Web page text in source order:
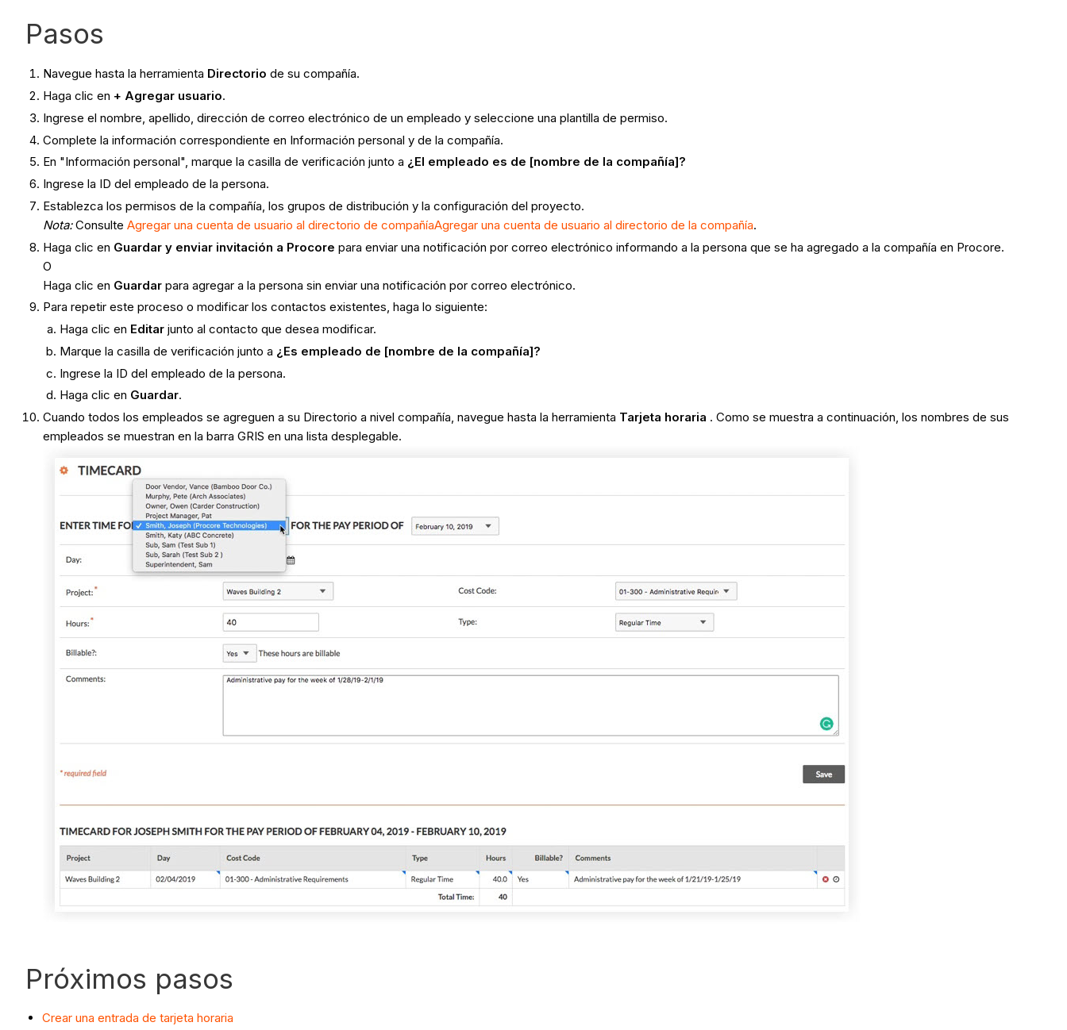
Pasos
Navegue hasta la herramienta Directorio de su compañía.
Haga clic en + Agregar usuario.
Ingrese el nombre, apellido, dirección de correo electrónico de un empleado y seleccione una plantilla de permiso.
Complete la información correspondiente en Información personal y de la compañía.
En "Información personal", marque la casilla de verificación junto a ¿El empleado es de [nombre de la compañía]?
Ingrese la ID del empleado de la persona.
Establezca los permisos de la compañía, los grupos de distribución y la configuración del proyecto.
Nota:ConsulteAgregar una cuenta de usuario al directorio de compañíaAgregar una cuenta de usuario al directorio de la compañía.
Haga clic en Guardar y enviar invitación a Procore para enviar una notificación por correo electrónico informando a la persona que se ha agregado a la compañía en Procore.
O
Haga clic en Guardar para agregar a la persona sin enviar una notificación por correo electrónico.
Para repetir este proceso o modificar los contactos existentes, haga lo siguiente:
Haga clic en Editar junto al contacto que desea modificar.
Marque la casilla de verificación junto a ¿Es empleado de [nombre de la compañía]?
Ingrese la ID del empleado de la persona.
Haga clic en Guardar.
Cuando todos los empleados se agreguen a su Directorio a nivel compañía, navegue hasta la herramienta Tarjeta horaria . Como se muestra a continuación, los nombres de sus
empleados se muestran en la barra GRIS en una lista desplegable.
Próximos pasos
Crear una entrada de tarjeta horaria